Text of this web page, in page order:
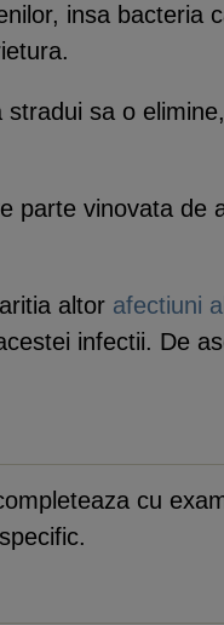
insa bacteria
sa o
parte vinovata de
altor afectiuni
infectii. De
cu